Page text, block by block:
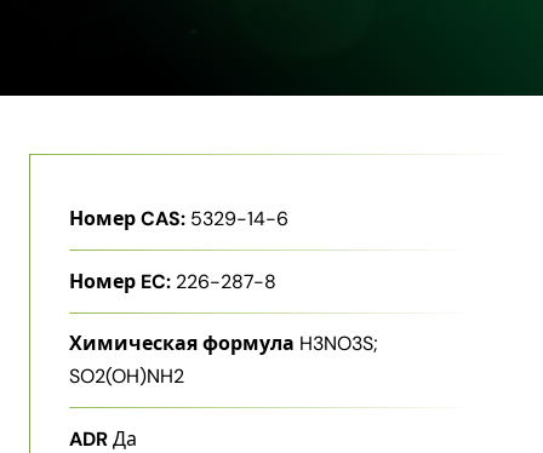
Номер CAS: 5329-14-6
Номер EC: 226-287-8
Химическая формула H3NO3S;
SO2(OH)NH2
ADRДа